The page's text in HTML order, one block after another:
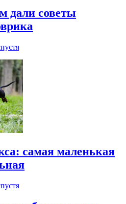
дали советы
самая маленькая